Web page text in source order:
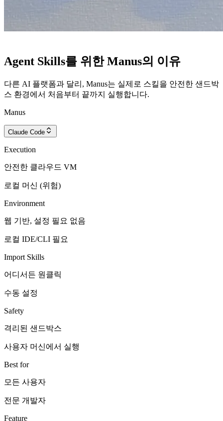
Agent Skills를 위한 Manus의 이유
다른 AI 플랫폼과 달리, Manus는 실제로 스킬을 안전한 샌드박
스 환경에서 처음부터 끝까지 실행합니다.
Manus
Claude Code
Execution
안전한 클라우드 VM
로컬 머신 (위험)
Environment
웹 기반, 설정 필요 없음
로컬 IDE/CLI 필요
Import Skills
어디서든 원클릭
수동 설정
Safety
격리된 샌드박스
사용자 머신에서 실행
Best for
모든 사용자
전문 개발자
Feature